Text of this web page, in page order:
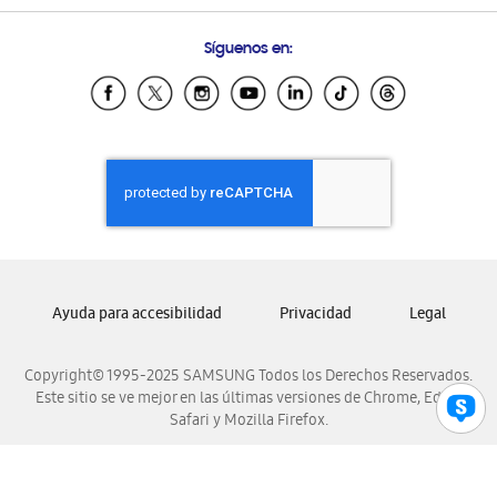
Samsung Ecuador
Samsung El Salvador
Samsung Honduras
Samsung Nicaragua
Samsung Panamá
Samsung Venezuela
Síguenos en:
Copyright© 1995-2025 SAMSUNG Todos los Derechos Reservados.
Este sitio se ve mejor en las últimas versiones de Chrome, Edge,
Safari y Mozilla Firefox.
Ayuda para accesibilidad Privacidad Legal